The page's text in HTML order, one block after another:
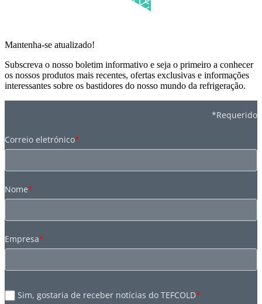
Mantenha-se atualizado!
Subscreva o nosso boletim informativo e seja o primeiro a conhecer
os nossos produtos mais recentes, ofertas exclusivas e informações
interessantes sobre os bastidores do nosso mundo da refrigeração.
*Requerido
Correio eletrónico*
Nome*
Empresa*
Sim, gostaria de receber notícias do TEFCOLD*